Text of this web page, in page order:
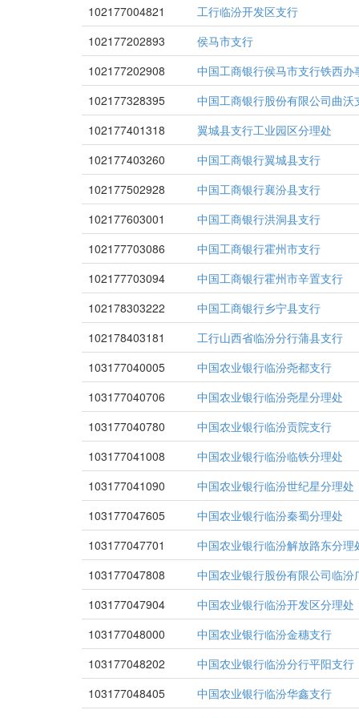
102177004821
工行临汾开发区支行
102177202893
侯马市支行
102177202908
中国工商银行侯马市支行铁西办
102177328395
中国工商银行股份有限公司曲沃
102177401318
翼城县支行工业园区分理处
102177403260
中国工商银行翼城县支行
102177502928
中国工商银行襄汾县支行
102177603001
中国工商银行洪洞县支行
102177703086
中国工商银行霍州市支行
102177703094
中国工商银行霍州市辛置支行
102178303222
中国工商银行乡宁县支行
102178403181
工行山西省临汾分行蒲县支行
103177040005
中国农业银行临汾尧都支行
103177040706
中国农业银行临汾尧星分理处
103177040780
中国农业银行临汾贡院支行
103177041008
中国农业银行临汾临铁分理处
103177041090
中国农业银行临汾世纪星分理处
103177047605
中国农业银行临汾秦蜀分理处
103177047701
中国农业银行临汾解放路东分理
103177047808
中国农业银行股份有限公司临汾
103177047904
中国农业银行临汾开发区分理处
103177048000
中国农业银行临汾金穗支行
103177048202
中国农业银行临汾分行平阳支行
103177048405
中国农业银行临汾华鑫支行